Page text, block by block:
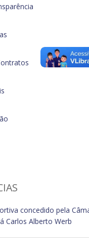
concedido pela
Carlos Alberto Werb